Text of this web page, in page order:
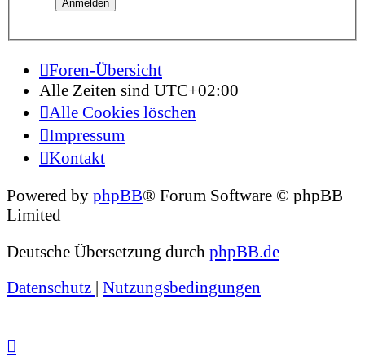
Foren-Übersicht
Alle Zeiten sind UTC+02:00
Alle Cookies löschen
Impressum
Kontakt
Powered by phpBB® Forum Software © phpBB
Limited
Deutsche Übersetzung durch phpBB.de
Datenschutz | Nutzungsbedingungen